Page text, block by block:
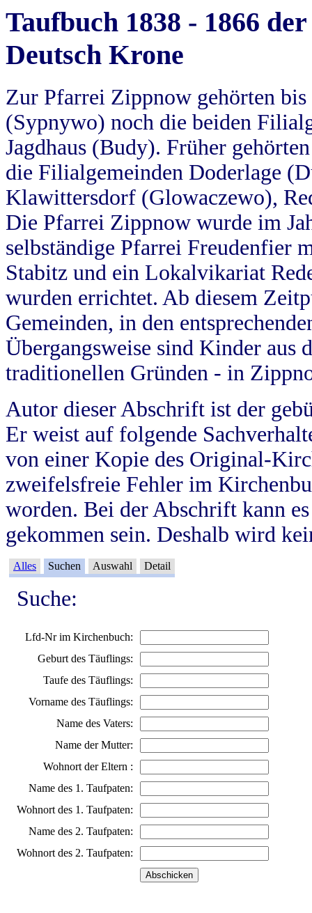
Taufbuch 1838 - 1866
Deutsch Krone
Zur Pfarrei Zippnow gehörten
(Sypnywo) noch die beiden
Jagdhaus (Budy). Früher
die Filialgemeinden Doderlage
Klawittersdorf (Glowaczewo),
Die Pfarrei Zippnow wurde im
selbständige Pfarrei Freudenfier
Stabitz und ein Lokalvikariat
wurden errichtet. Ab diesem
Gemeinden, in den
Übergangsweise sind Kinder aus
traditionellen Gründen - in
Autor dieser Abschrift ist der
Er weist auf folgende
von einer Kopie des Original-
zweifelsfreie Fehler im
worden. Bei der Abschrift kann
gekommen sein. Deshalb wird
Alles Suchen Auswahl Detail
Suche:
Lfd-Nr im Kirchenbuch:
Geburt des Täuflings:
Taufe des Täuflings:
Vorname des Täuflings:
Name des Vaters:
Name der Mutter:
Wohnort der Eltern :
Name des 1. Taufpaten:
Wohnort des 1. Taufpaten:
Name des 2. Taufpaten:
Wohnort des 2. Taufpaten: